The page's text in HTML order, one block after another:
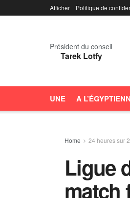
Afficher Politique de
Président du conseil
Tarek Lotfy
UNE A
Home 24 heures sur
Ligue
match